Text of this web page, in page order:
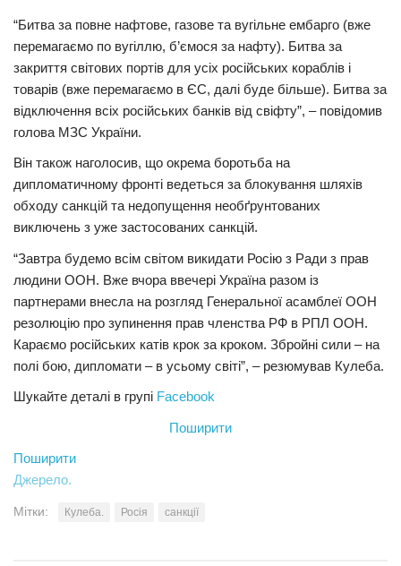
“Битва за повне нафтове, газове та вугільне ембарго (вже
перемагаємо по вугіллю, б’ємося за нафту). Битва за
закриття світових портів для усіх російських кораблів і
товарів (вже перемагаємо в ЄС, далі буде більше). Битва за
відключення всіх російських банків від свіфту”, – повідомив
голова МЗС України.
Він також наголосив, що окрема боротьба на
дипломатичному фронті ведеться за блокування шляхів
обходу санкцій та недопущення необґрунтованих
виключень з уже застосованих санкцій.
“Завтра будемо всім світом викидати Росію з Ради з прав
людини ООН. Вже вчора ввечері Україна разом із
партнерами внесла на розгляд Генеральної асамблеї ООН
резолюцію про зупинення прав членства РФ в РПЛ ООН.
Караємо російських катів крок за кроком. Збройні сили – на
полі бою, дипломати – в усьому світі”, – резюмував Кулеба.
Шукайте деталі в групі Facebook
Поширити
Поширити
Джерело.
Мітки: Кулеба. Росія санкції